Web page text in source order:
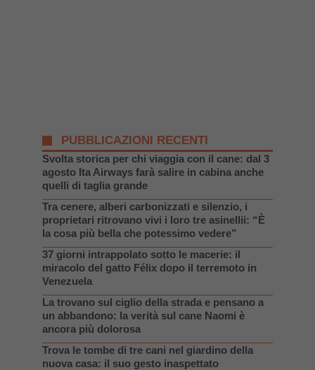
PUBBLICAZIONI RECENTI
Svolta storica per chi viaggia con il cane: dal 3
agosto Ita Airways farà salire in cabina anche
quelli di taglia grande
Tra cenere, alberi carbonizzati e silenzio, i
proprietari ritrovano vivi i loro tre asinellii: “È
la cosa più bella che potessimo vedere”
37 giorni intrappolato sotto le macerie: il
miracolo del gatto Félix dopo il terremoto in
Venezuela
La trovano sul ciglio della strada e pensano a
un abbandono: la verità sul cane Naomi è
ancora più dolorosa
Trova le tombe di tre cani nel giardino della
nuova casa: il suo gesto inaspettato